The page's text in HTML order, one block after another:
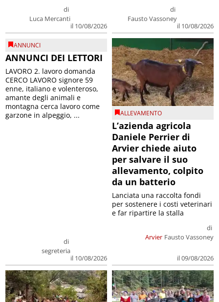
di
Luca Mercanti
il 10/08/2026
di
Fausto Vassoney
il 10/08/2026
ANNUNCI
ANNUNCI DEI LETTORI
di
segreteria
il 10/08/2026
LAVORO 2. lavoro domanda
CERCO LAVORO signore 59
enne, italiano e volenteroso,
amante degli animali e
montagna cerca lavoro come
garzone in alpeggio, ...
ALLEVAMENTO
L’azienda agricola
Daniele Perrier di
Arvier chiede aiuto
per salvare il suo
allevamento, colpito
da un batterio
Arvier
di
Fausto Vassoney
il 09/08/2026
Lanciata una raccolta fondi
per sostenere i costi veterinari
e far ripartire la stalla